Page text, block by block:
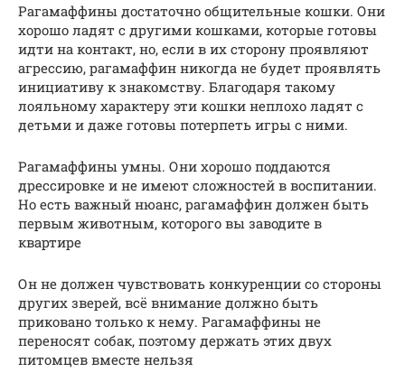
Рагамаффины достаточно общительные кошки. Они
хорошо ладят с другими кошками, которые готовы
идти на контакт, но, если в их сторону проявляют
агрессию, рагамаффин никогда не будет проявлять
инициативу к знакомству. Благодаря такому
лояльному характеру эти кошки неплохо ладят с
детьми и даже готовы потерпеть игры с ними.
Рагамаффины умны. Они хорошо поддаются
дрессировке и не имеют сложностей в воспитании.
Но есть важный нюанс, рагамаффин должен быть
первым животным, которого вы заводите в
квартире
Он не должен чувствовать конкуренции со стороны
других зверей, всё внимание должно быть
приковано только к нему. Рагамаффины не
переносят собак, поэтому держать этих двух
питомцев вместе нельзя